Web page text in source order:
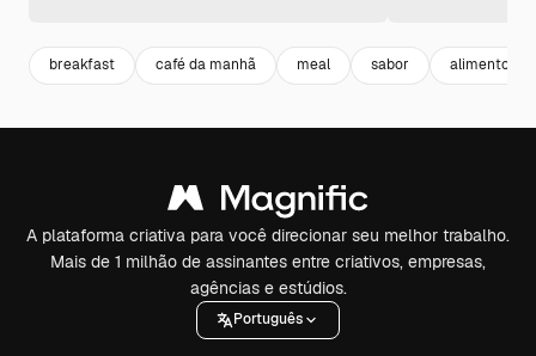
breakfast café da manhã meal sabor alimentos
A plataforma criativa para você direcionar seu melhor trabalho.
Mais de 1 milhão de assinantes entre criativos, empresas,
agências e estúdios.
Português